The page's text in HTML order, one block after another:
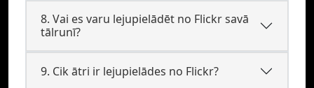
8. Vai es varu lejupielādēt no Flickr savā
tālrunī?
9. Cik ātri ir lejupielādes no Flickr?